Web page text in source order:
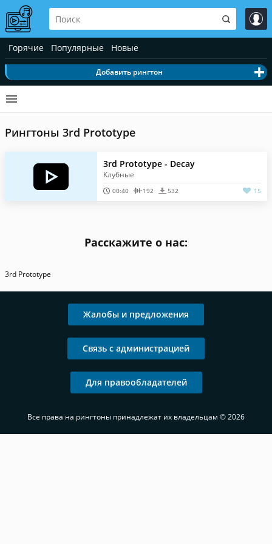
Горячие Популярные Новые
Добавить рингтон
Рингтоны 3rd Prototype
3rd Prototype - Decay
Клубные
00:40 192 532 15
Расскажите о нас:
3rd Prototype
Жалобы и предложения
Связь с администрацией
Для правообладателей
Все права на рингтоны принадлежат их владельцам © 2026